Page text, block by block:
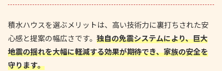
積水ハウスを選ぶメリットは、高い技術力に裏打ちされた安
心感と提案の幅広さです。 独自の免震システムにより、巨大
地震の揺れを大幅に軽減する効果が期待でき、家族の安全を
守ります。